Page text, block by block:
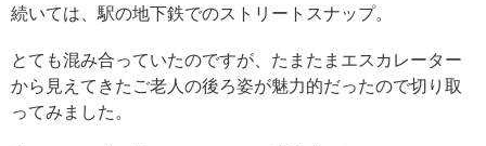
続いては、駅の地下鉄でのストリートスナップ。
とても混み合っていたのですが、たまたまエスカレーター
から見えてきたご老人の後ろ姿が魅力的だったので切り取
ってみました。